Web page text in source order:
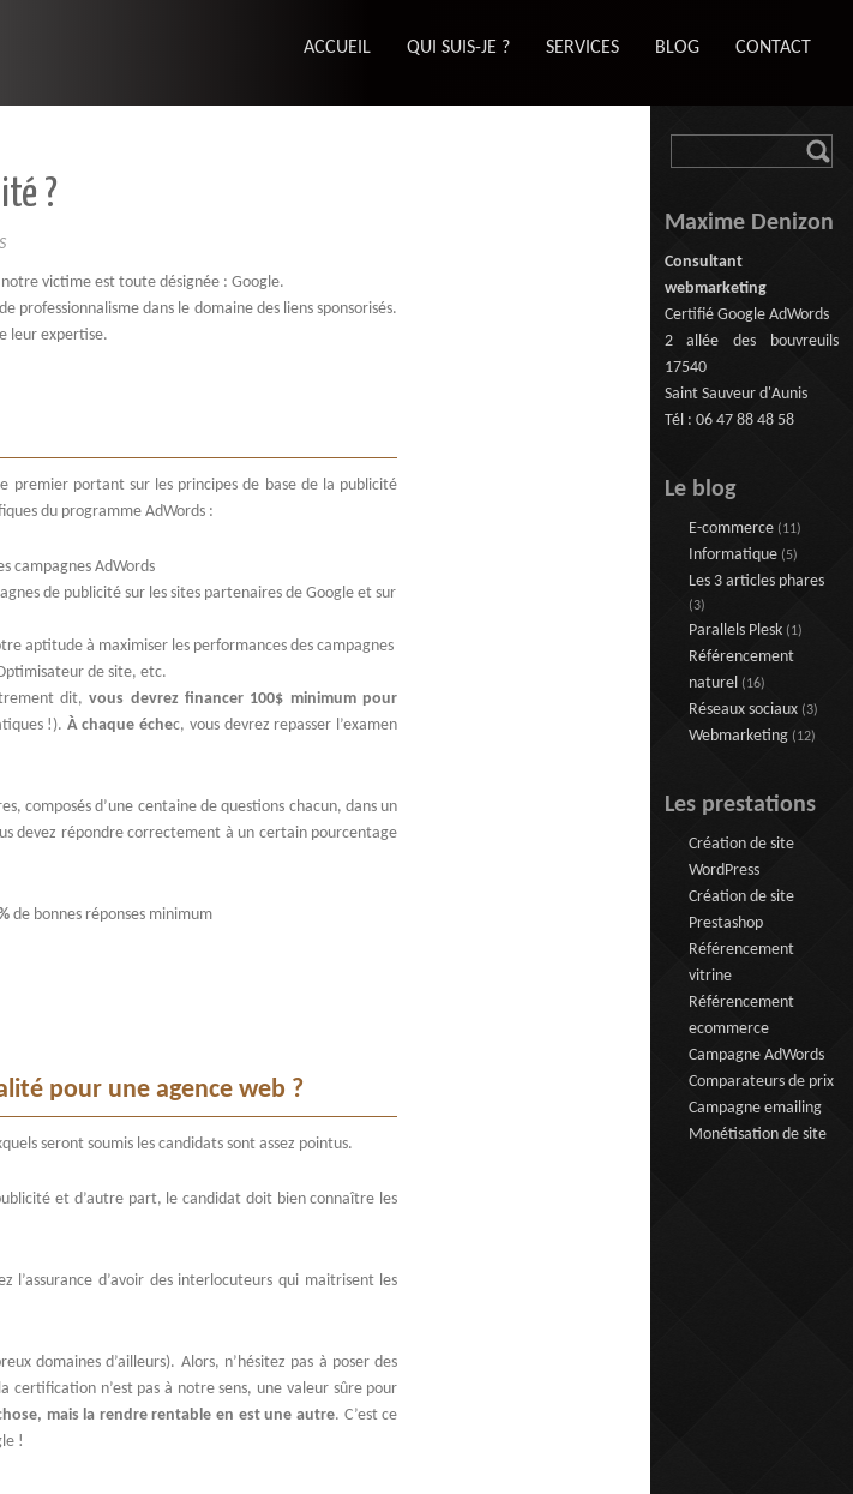
ACCUEIL QUI SUIS-JE ? SERVICES BLOG CONTACT
?
victime est toute désignée : Google.
dans le domaine des liens sponsorisés.
leur expertise.
premier portant sur les principes de base de la publicité
du programme AdWords :
campagnes AdWords
de publicité sur les sites partenaires de Google et sur
aptitude à maximiser les performances des campagnes
de site, etc.
dit,vous devrez financer 100$ minimum pour
!).À chaque échec, vous devrez repasser l’examen
composés d’une centaine de questions chacun, dans un
devez répondre correctement à un certain pourcentage
de bonnes réponses minimum
pour une agence web ?
seront soumis les candidats sont assez pointus.
et d’autre part, le candidat doit bien connaître les
l’assurance d’avoir des interlocuteurs qui maitrisent les
domaines d’ailleurs). Alors, n’hésitez pas à poser des
certification n’est pas à notre sens, une valeur sûre pour
mais la rendre rentable en est une autre. C’est ce
!
Maxime Denizon
Consultant
webmarketing
Certifié Google AdWords
2 allée des bouvreuils
17540
Saint Sauveur d'Aunis
Tél : 06 47 88 48 58
Le blog
E-commerce(11)
Informatique(5)
Les 3 articles phares
(3)
Parallels Plesk(1)
Référencement
naturel (16)
Réseaux sociaux(3)
Webmarketing(12)
Les prestations
Création de site
WordPress
Création de site
Prestashop
Référencement
vitrine
Référencement
ecommerce
Campagne AdWords
Comparateurs de prix
Campagne emailing
Monétisation de site